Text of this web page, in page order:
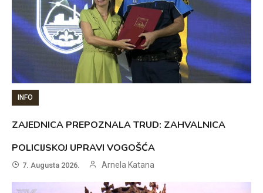
INFO
ZAJEDNICA PREPOZNALA TRUD: ZAHVALNICA
POLICIJSKOJ UPRAVI VOGOŠĆA
7. Augusta 2026. Arnela Katana